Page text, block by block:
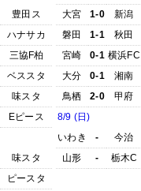
豊田ス
ハナサカ
三協F柏
ベススタ
味スタ
Eピース
味スタ
ピースタ
大宮
1-0
新潟
磐田
1-1
秋田
宮崎
0-1 横浜FC
大分
0-1
湘南
鳥栖
2-0
甲府
8/9 (日)
いわき
-
今治
山形
- 栃木C